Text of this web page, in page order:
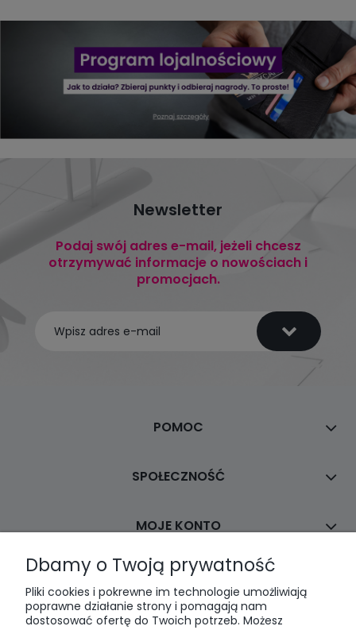
Newsletter
Podaj swój adres e-mail, jeżeli chcesz
otrzymywać informacje o nowościach i
promocjach.
POMOC
SPOŁECZNOŚĆ
MOJE KONTO
PŁATNOŚCI I DOSTAWA
INFORMACJE
Dbamy o Twoją prywatność
Pliki cookies i pokrewne im technologie umożliwiają
poprawne działanie strony i pomagają nam
dostosować ofertę do Twoich potrzeb. Możesz